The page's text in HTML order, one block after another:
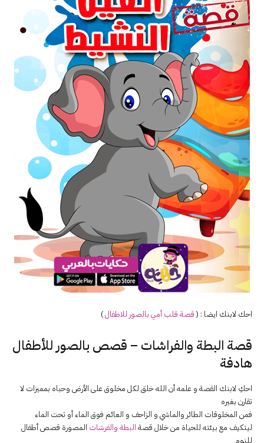
احك لابنك ايضا : (قصة قلب أمي بالصور للاطفال)
قصة البطة والفراشات – قصص بالصور للأطفال
هادفة
احكِ لابنك القصة و علمه أن الله خلق لكل مخلوق على الأرض وحباه بمميزات لا
تقارن بغيره
فمن المخلوقات الطائر والماشي و الزاحف و العائم فوق الماء أو تحت الماء
ليتكيف مع بيئته للحياة من خلال قصة البطة والفرشات المصورة قصص أطفال
للنوم